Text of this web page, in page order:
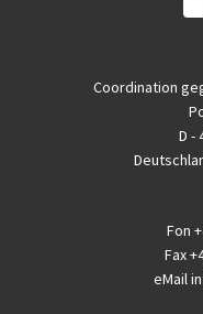
Coordination
D -
Fon
Fax
eMail